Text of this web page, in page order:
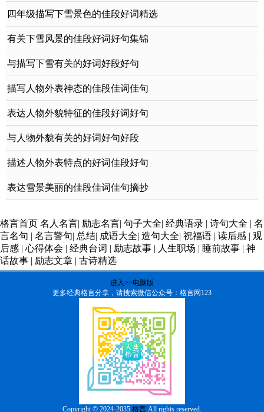
四年级描写下雪景色的佳段好词精选
有关下雪风景的佳段好词好句集锦
与描写下雪有关的好词好段好句
描写人物外表神态的佳段佳词佳句
表达人物外貌特征的佳段好词好句
与人物外貌有关的好词好句好段
描述人物外表特点的好词佳段好句
表达雪景美丽的佳段佳词佳句摘抄
格言首页 名人名言| 励志名言| 句子大全| 经典语录 | 诗句大全 | 名
言名句 | 名言警句| 总结| 成语大全| 造句大全| 祝福语 | 读后感 | 观
后感 | 心得体会 | 经典台词 | 励志故事 | 人生职场 | 睡前故事 | 神
话故事 | 励志文章 | 古诗精选
进入>>电脑版
更多经典格言分享，请搜索微信公众号：格言网123
Copyright © 2024-2035 格言 All rights reserved.